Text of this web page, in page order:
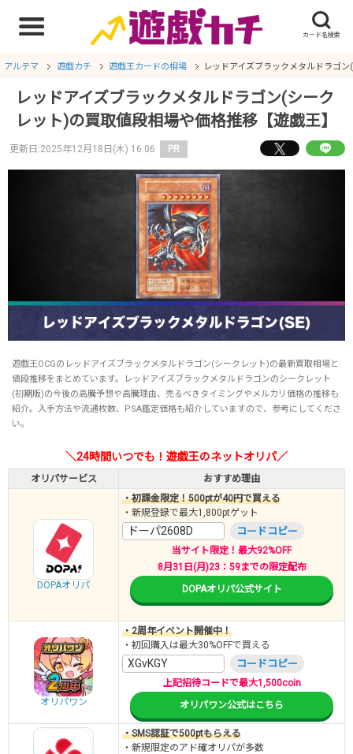
アルテマ 遊戯カチ 遊戯王カードの相場 レッドアイズブラックメタルドラゴ
レッドアイズブラックメタルドラゴン(シーク
レット)の買取値段相場や価格推移【遊戯王】
更新日:2025年12月18日(木) 16:06 PR
遊戯王OCGのレッドアイズブラックメタルドラゴン(シークレット)の最新買取相場と
値段推移をまとめています。レッドアイズブラックメタルドラゴンのシークレット
(初期版)の今後の高騰予想や高騰理由、売るべきタイミングやメルカリ価格の推移も
紹介。入手方法や流通枚数、PSA鑑定価格も紹介していますので、参考にしてくださ
い。
＼24時間いつでも！遊戯王のネットオリパ／
オリパサービス おすすめ理由
DOPAオリパ
・初課金限定！500ptが40円で買える
・新規登録で最大1,800ptゲット
ドーパ2608D コードコピー
当サイト限定！最大92%OFF
8月31日(月)23：59までの限定配布
DOPAオリパ公式サイト
オリパワン
・2周年イベント開催中！
・初回購入は最大30%OFFで買える
XGvKGY コードコピー
上記招待コードで最大1,500coin
オリパワン公式はこちら
・SMS認証で500ptもらえる
・新規限定のアド確オリパが多数